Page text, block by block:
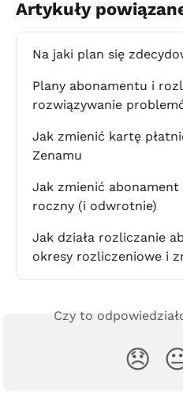
Artykuły
Na jaki plan się
Plany abonamentu i
rozwiązywanie
Jak zmienić kartę
Zenamu
Jak zmienić abonament
roczny (i odwrotnie)
Jak działa rozliczanie
okresy rozliczeniowe i
Czy to
😞